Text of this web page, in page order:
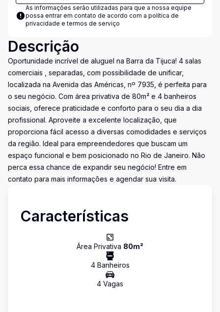
As informações serão utilizadas para que a nossa equipe
possa entrar em contato de acordo com a política de
privacidade e termos de serviço
Descrição
Oportunidade incrível de aluguel na Barra da Tijuca! 4 salas
comerciais , separadas, com possibilidade de unificar,
localizada na Avenida das Américas, nº 7935, é perfeita para
o seu negócio. Com área privativa de 80m² e 4 banheiros
sociais, oferece praticidade e conforto para o seu dia a dia
profissional. Aproveite a excelente localização, que
proporciona fácil acesso a diversas comodidades e serviços
da região. Ideal para empreendedores que buscam um
espaço funcional e bem posicionado no Rio de Janeiro. Não
perca essa chance de expandir seu negócio! Entre em
contato para mais informações e agendar sua visita.
Características
Área Privativa 80m²
4Banheiros
4 Vagas